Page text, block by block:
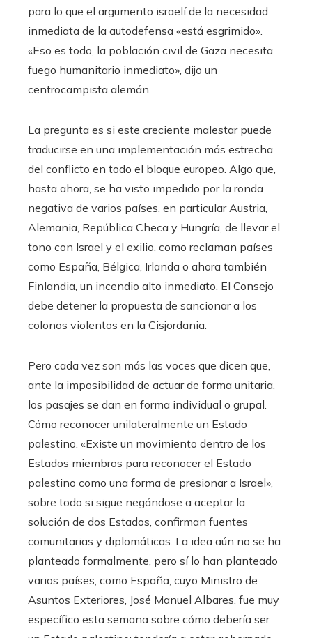
para lo que el argumento israelí de la necesidad
inmediata de la autodefensa «está esgrimido».
«Eso es todo, la población civil de Gaza necesita
fuego humanitario inmediato», dijo un
centrocampista alemán.
La pregunta es si este creciente malestar puede
traducirse en una implementación más estrecha
del conflicto en todo el bloque europeo. Algo que,
hasta ahora, se ha visto impedido por la ronda
negativa de varios países, en particular Austria,
Alemania, República Checa y Hungría, de llevar el
tono con Israel y el exilio, como reclaman países
como España, Bélgica, Irlanda o ahora también
Finlandia, un incendio alto inmediato. El Consejo
debe detener la propuesta de sancionar a los
colonos violentos en la Cisjordania.
Pero cada vez son más las voces que dicen que,
ante la imposibilidad de actuar de forma unitaria,
los pasajes se dan en forma individual o grupal.
Cómo reconocer unilateralmente un Estado
palestino. «Existe un movimiento dentro de los
Estados miembros para reconocer el Estado
palestino como una forma de presionar a Israel»,
sobre todo si sigue negándose a aceptar la
solución de dos Estados, confirman fuentes
comunitarias y diplomáticas. La idea aún no se ha
planteado formalmente, pero sí lo han planteado
varios países, como España, cuyo Ministro de
Asuntos Exteriores, José Manuel Albares, fue muy
específico esta semana sobre cómo debería ser